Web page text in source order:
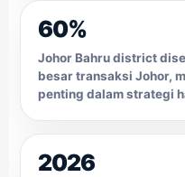
60%
Johor Bahru district
besar transaksi Johor,
penting dalam strategi
2026